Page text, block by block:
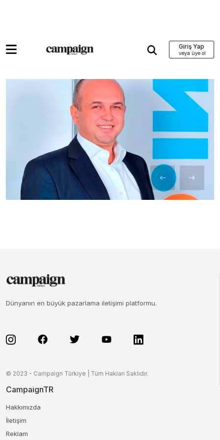
Giriş Yap
Dünyanın en büyük pazarlama iletişimi platformu.
© 2023 - Campaign Türkiye | Tüm Hakları Saklıdır.
CampaignTR
Hakkımızda
İletişim
Reklam